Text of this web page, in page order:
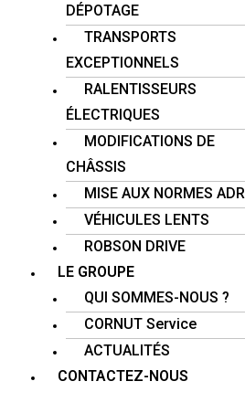
DÉPOTAGE
TRANSPORTS
EXCEPTIONNELS
RALENTISSEURS
ÉLECTRIQUES
MODIFICATIONS DE
CHÂSSIS
MISE AUX NORMES ADR
VÉHICULES LENTS
ROBSON DRIVE
LE GROUPE
QUI SOMMES-NOUS ?
CORNUT Service
ACTUALITÉS
CONTACTEZ-NOUS